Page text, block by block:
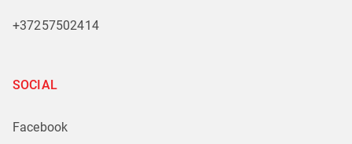
+37257502414
SOCIAL
Facebook